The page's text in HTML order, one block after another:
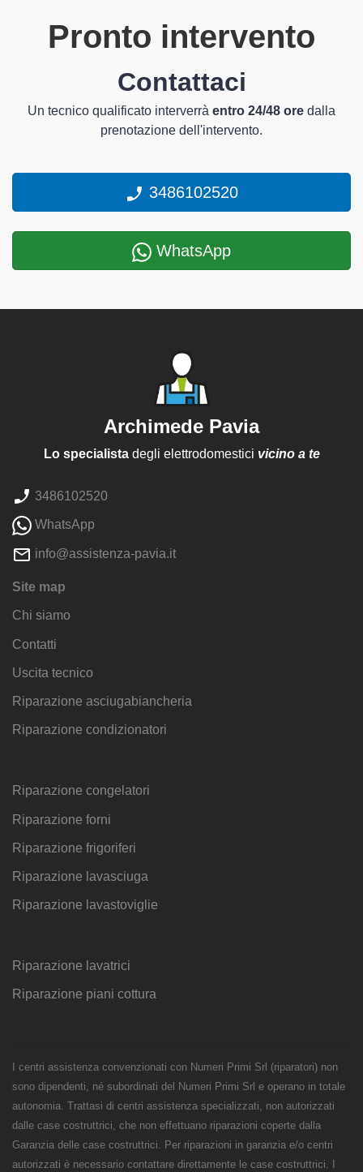
Pronto intervento
Contattaci
Un tecnico qualificato interverrà entro 24/48 ore dalla
prenotazione dell'intervento.
3486102520
WhatsApp
Archimede Pavia
Lo specialistadegli elettrodomestici vicino a te
3486102520
WhatsApp
info@assistenza-pavia.it
Site map
Chi siamo
Contatti
Uscita tecnico
Riparazione asciugabiancheria
Riparazione condizionatori
Riparazione congelatori
Riparazione forni
Riparazione frigoriferi
Riparazione lavasciuga
Riparazione lavastoviglie
Riparazione lavatrici
Riparazione piani cottura
I centri assistenza convenzionati con Numeri Primi Srl (riparatori) non
sono dipendenti, né subordinati del Numeri Primi Srl e operano in totale
autonomia. Trattasi di centri assistenza specializzati, non autorizzati
dalle case costruttrici, che non effettuano riparazioni coperte dalla
Garanzia delle case costruttrici. Per riparazioni in garanzia e/o centri
autorizzati è necessario contattare direttamente le case costruttrici. I